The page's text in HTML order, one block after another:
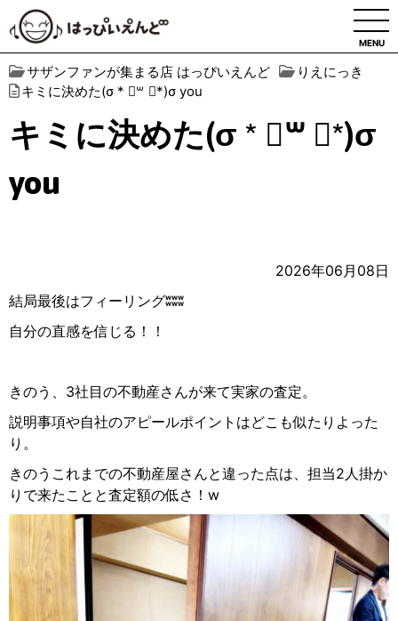
MENU
サザンファンが集まる店 はっぴいえんど
りえにっき
キミに決めた(σ * ॑꒳ ॑*)σ you
キミに決めた(σ * ॑꒳ ॑*)σ
you
2026年06月08日
結局最後はフィーリングʬʬʬ
自分の直感を信じる！！
きのう、3社目の不動産さんが来て実家の査定。
説明事項や自社のアピールポイントはどこも似たりよった
り。
きのうこれまでの不動産屋さんと違った点は、担当2人掛か
りで来たことと査定額の低さ！w